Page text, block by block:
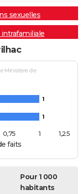
sexuelles
intrafamiliale
faits
Ministère de
1
1
1
0,75 1,25
Pour 1 000
habitants